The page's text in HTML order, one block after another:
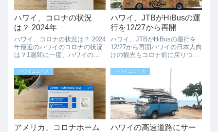
ハワイ、コロナの状況
は？ 2024年
ハワイ、コロナの状況は？ 2024
年最近のハワイのコロナの状況
は？1週間に一度、ハワイのコ
が、最近少し増えているようで
す。周りでも熱があり検査した
らコロナという方の話も聞きま
す。病院に行かない人が大半だ
と思うのでこ...
ハワイ、JTBがHiBusの運
行を12/27から再開
ハワイ、JTBがHiBusの運行を
12/27から再開ハワイの日本人向
けの観光もコロナ前に戻りつつ
JTBのHiBusが12/27よりついに
ハワイに来た際の移動も随分楽
になりますね。ルート...
ハワイニュース
アメリカ、コロナホーム
ハワイニュース
ハワイの高速道路にサー